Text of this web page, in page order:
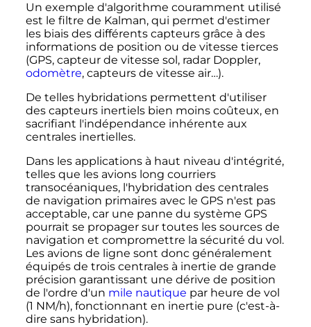
Un exemple d'algorithme couramment utilisé
est le filtre de Kalman, qui permet d'estimer
les biais des différents capteurs grâce à des
informations de position ou de vitesse tierces
(GPS, capteur de vitesse sol, radar Doppler,
odomètre, capteurs de vitesse air…).
De telles hybridations permettent d'utiliser
des capteurs inertiels bien moins coûteux, en
sacrifiant l'indépendance inhérente aux
centrales inertielles.
Dans les applications à haut niveau d'intégrité,
telles que les avions long courriers
transocéaniques, l'hybridation des centrales
de navigation primaires avec le GPS n'est pas
acceptable, car une panne du système GPS
pourrait se propager sur toutes les sources de
navigation et compromettre la sécurité du vol.
Les avions de ligne sont donc généralement
équipés de trois centrales à inertie de grande
précision garantissant une dérive de position
de l'ordre d'un mile nautique par heure de vol
(1 NM/h), fonctionnant en inertie pure (c'est-à-
dire sans hybridation).